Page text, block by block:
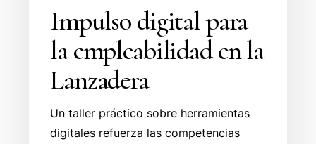
Impulso digital para
la empleabilidad en la
Lanzadera
Un taller práctico sobre herramientas
digitales refuerza las competencias